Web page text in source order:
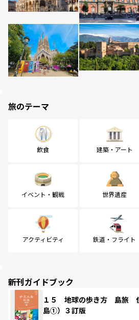
旅のテーマ
飲食 建築・アート
イベント・観戦 世界遺産
アクティビティ 鉄道・フライト
新刊ガイドブック
１５ 地球の歩き方 島旅
島①）３訂版